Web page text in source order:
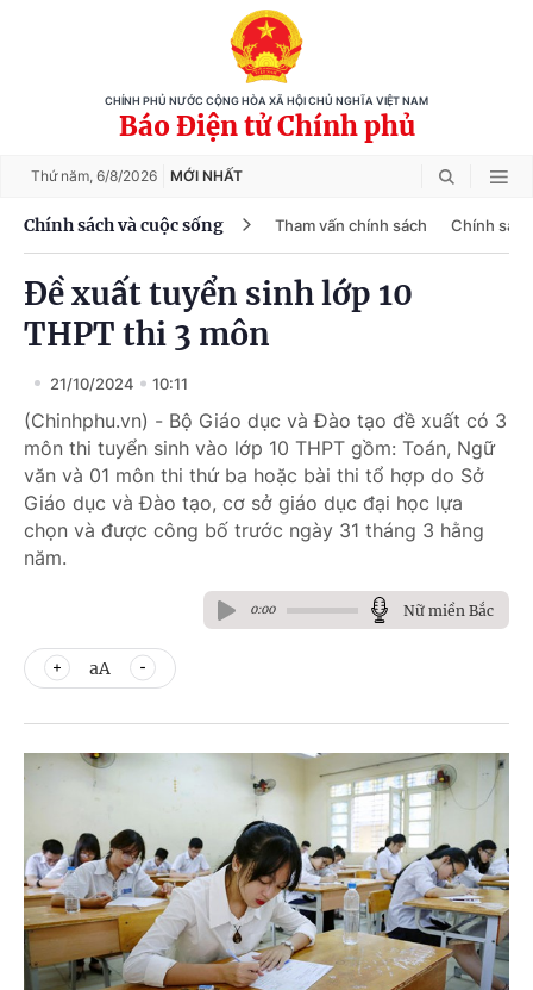
CHÍNH PHỦ NƯỚC CỘNG HÒA XÃ HỘI CHỦ NGHĨA VIỆT NAM
Báo Điện tử Chính phủ
Thứ năm, 6/8/2026 MỚI NHẤT
Chính sách và cuộc sống Tham vấn chính sách Chính
Đề xuất tuyển sinh lớp 10
THPT thi 3 môn
21/10/2024 10:11
(Chinhphu.vn) - Bộ Giáo dục và Đào tạo đề xuất có 3
môn thi tuyển sinh vào lớp 10 THPT gồm: Toán, Ngữ
văn và 01 môn thi thứ ba hoặc bài thi tổ hợp do Sở
Giáo dục và Đào tạo, cơ sở giáo dục đại học lựa
chọn và được công bố trước ngày 31 tháng 3 hằng
năm.
0:00 Nữ miền Bắc
aA